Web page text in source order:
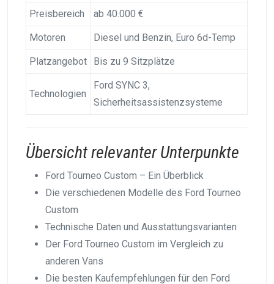
Preisbereich ab 40.000 €
Motoren Diesel und Benzin, Euro 6d-Temp
Platzangebot Bis zu 9 Sitzplätze
Technologien
Ford SYNC 3,
Sicherheitsassistenzsysteme
Übersicht relevanter Unterpunkte
Ford Tourneo Custom – Ein Überblick
Die verschiedenen Modelle des Ford Tourneo
Custom
Technische Daten und Ausstattungsvarianten
Der Ford Tourneo Custom im Vergleich zu
anderen Vans
Die besten Kaufempfehlungen für den Ford